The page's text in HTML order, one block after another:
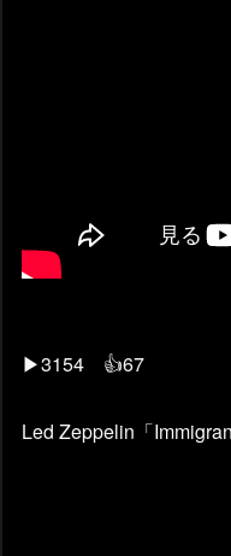
▶3154 👍67
Led Zeppelin「